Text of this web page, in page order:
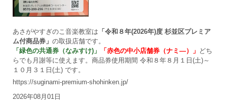
あさがやすぎのこ音楽教室は 「令和８年(2026年)度 杉並区プレミア
ム付商品券」 の取扱店舗です。
「緑色の共通券（なみすけ)」
「赤色の中小店舗券（ナミ―）」 どち
らでも月謝等に使えます。商品券使用期間 令和８年８月１日(土)～
１０月３１日(土) です。
https://suginami-premium-shohinken.jp/
2026年08月01日